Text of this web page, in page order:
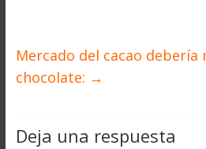
Mercado del cacao
chocolate: →
Deja una respuesta